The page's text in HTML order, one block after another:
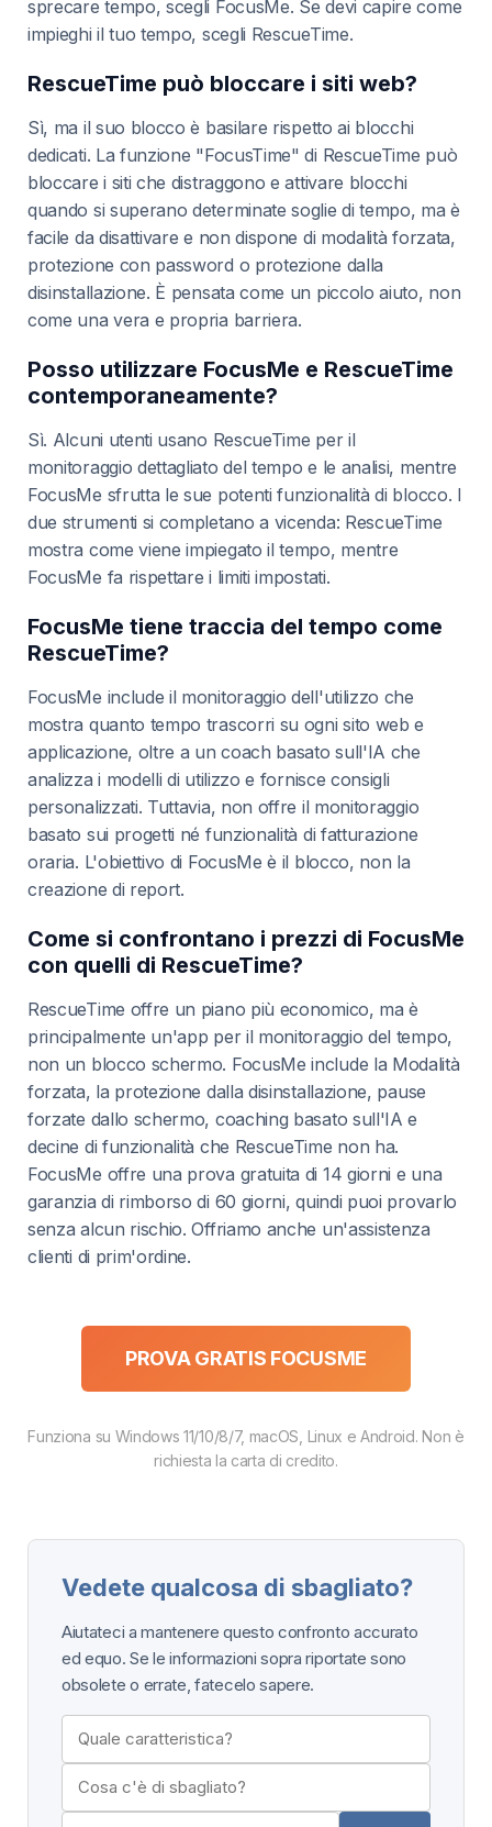
sprecare tempo, scegli FocusMe. Se devi capire come
impieghi il tuo tempo, scegli RescueTime.
RescueTime può bloccare i siti web?
Sì, ma il suo blocco è basilare rispetto ai blocchi
dedicati. La funzione "FocusTime" di RescueTime può
bloccare i siti che distraggono e attivare blocchi
quando si superano determinate soglie di tempo, ma è
facile da disattivare e non dispone di modalità forzata,
protezione con password o protezione dalla
disinstallazione. È pensata come un piccolo aiuto, non
come una vera e propria barriera.
Posso utilizzare FocusMe e RescueTime
contemporaneamente?
Sì. Alcuni utenti usano RescueTime per il
monitoraggio dettagliato del tempo e le analisi, mentre
FocusMe sfrutta le sue potenti funzionalità di blocco. I
due strumenti si completano a vicenda: RescueTime
mostra come viene impiegato il tempo, mentre
FocusMe fa rispettare i limiti impostati.
FocusMe tiene traccia del tempo come
RescueTime?
FocusMe include il monitoraggio dell'utilizzo che
mostra quanto tempo trascorri su ogni sito web e
applicazione, oltre a un coach basato sull'IA che
analizza i modelli di utilizzo e fornisce consigli
personalizzati. Tuttavia, non offre il monitoraggio
basato sui progetti né funzionalità di fatturazione
oraria. L'obiettivo di FocusMe è il blocco, non la
creazione di report.
Come si confrontano i prezzi di FocusMe
con quelli di RescueTime?
RescueTime offre un piano più economico, ma è
principalmente un'app per il monitoraggio del tempo,
non un blocco schermo. FocusMe include la Modalità
forzata, la protezione dalla disinstallazione, pause
forzate dallo schermo, coaching basato sull'IA e
decine di funzionalità che RescueTime non ha.
FocusMe offre una prova gratuita di 14 giorni e una
garanzia di rimborso di 60 giorni, quindi puoi provarlo
senza alcun rischio. Offriamo anche un'assistenza
clienti di prim'ordine.
PROVA GRATIS FOCUSME
Funziona su Windows 11/10/8/7, macOS, Linux e Android. Non è
richiesta la carta di credito.
Vedete qualcosa di sbagliato?
Aiutateci a mantenere questo confronto accurato
ed equo. Se le informazioni sopra riportate sono
obsolete o errate, fatecelo sapere.